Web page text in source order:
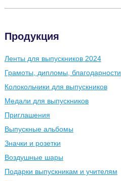
Продукция
Ленты для выпускников 2024
Грамоты, дипломы, благодарности
Колокольчики для выпускников
Медали для выпускников
Приглашения
Выпускные альбомы
Значки и розетки
Воздушные шары
Подарки выпускникам и учителям